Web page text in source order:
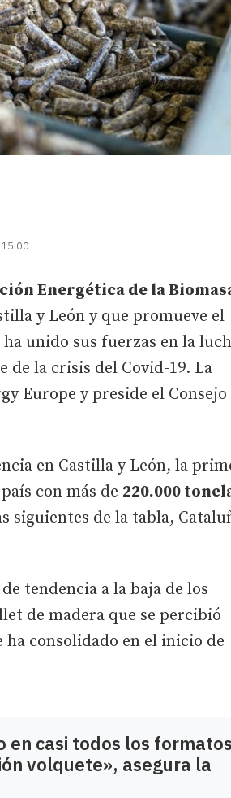
Energética de la
y León y que promueve el
unido sus fuerzas en la
de la crisis del Covid-19. La
Europe y preside el Consejo
en Castilla y León, la
con más de 220.000
siguientes de la tabla,
tendencia a la baja de los
de madera que se percibió
consolidado en el inicio de
en casi todos los
volquete», asegura la